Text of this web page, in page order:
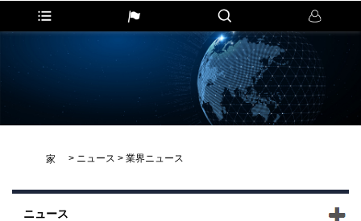
家 > ニュース > 業界ニュース
ニュース